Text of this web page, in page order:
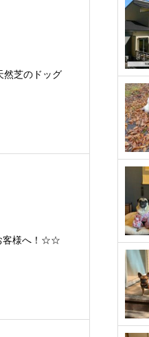
然芝のドッグ
客様へ！☆☆